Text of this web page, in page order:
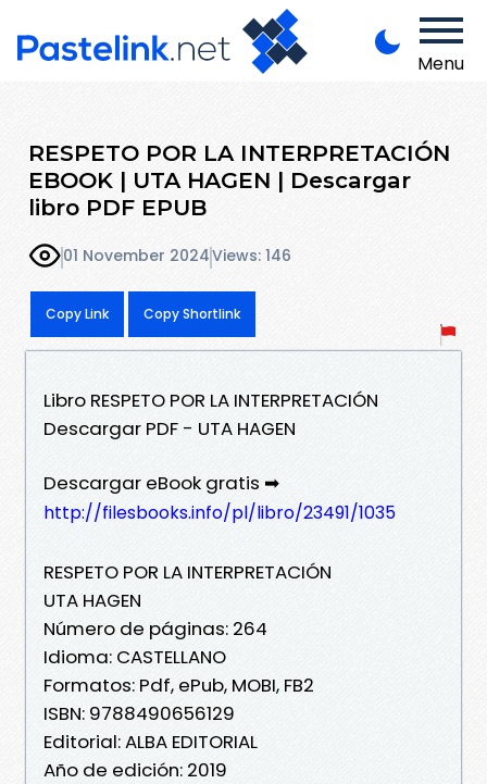
Menu
RESPETO POR LA INTERPRETACIÓN
EBOOK | UTA HAGEN | Descargar
libro PDF EPUB
01 November 2024Views: 146
Copy Link Copy Shortlink
Libro RESPETO POR LA INTERPRETACIÓN
Descargar PDF - UTA HAGEN
Descargar eBook gratis ➡
http://filesbooks.info/pl/libro/23491/1035
RESPETO POR LA INTERPRETACIÓN
UTA HAGEN
Número de páginas: 264
Idioma: CASTELLANO
Formatos: Pdf, ePub, MOBI, FB2
ISBN: 9788490656129
Editorial: ALBA EDITORIAL
Año de edición: 2019